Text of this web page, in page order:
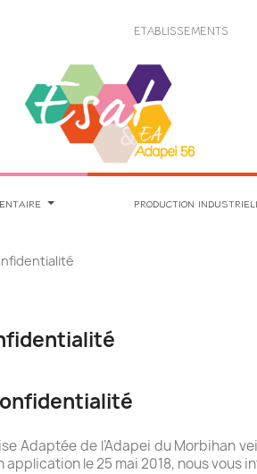
ETABLISSEMENTS
PRODUCTION
Adaptée de l’Adapei du
application le 25 mai 2018, nous